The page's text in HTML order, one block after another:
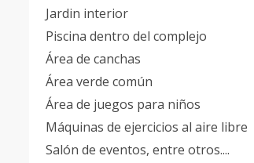
Jardin interior
Piscina dentro del complejo
Área de canchas
Área verde común
Área de juegos para niños
Máquinas de ejercicios al aire libre
Salón de eventos, entre otros....